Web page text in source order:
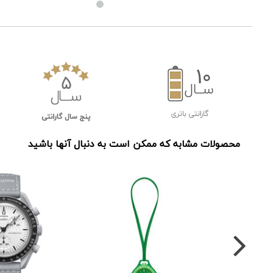
محصولات مشابه که ممکن است به دنبال آنها باشید